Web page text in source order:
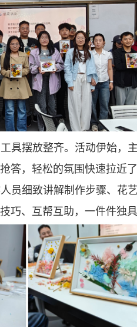
具摆放整齐。活动伊始，
答，轻松的氛围快速拉近了
员细致讲解制作步骤、花
、互帮互助，一件件独